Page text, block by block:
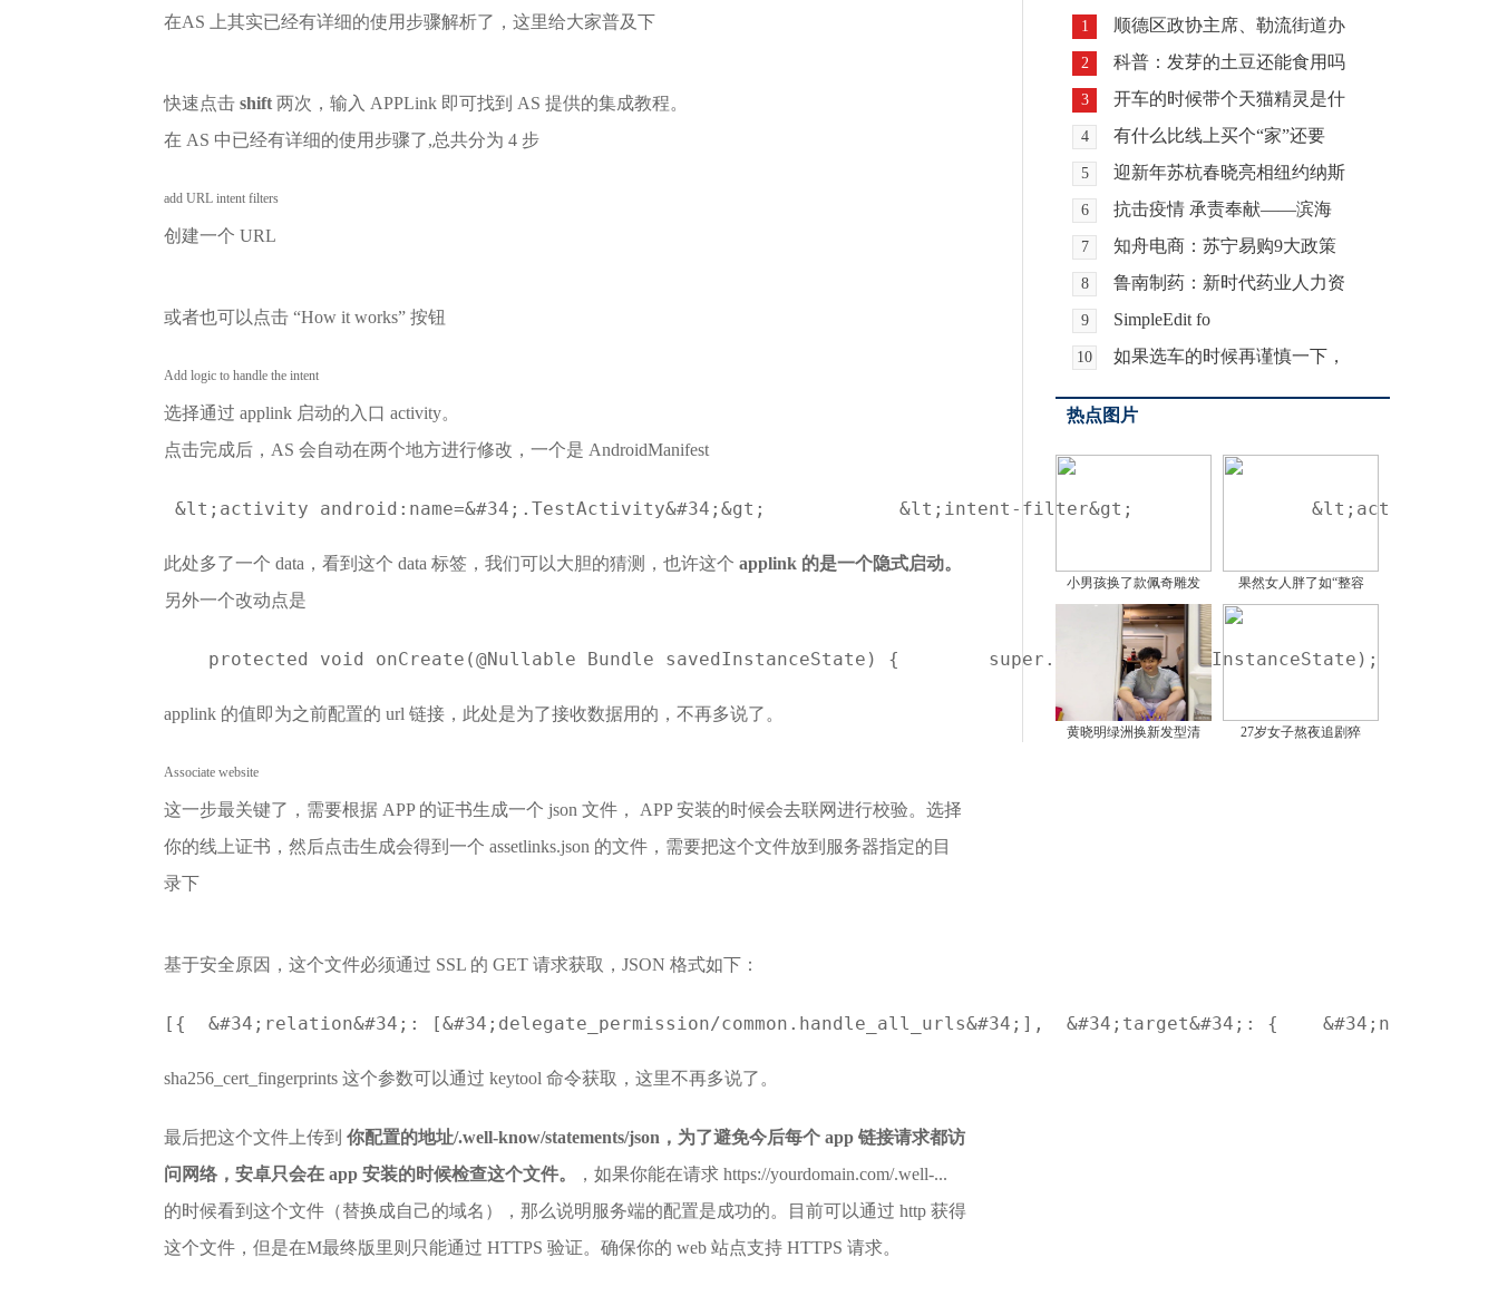
在AS 上其实已经有详细的使用步骤解析了，这里给大家普及下
快速点击 shift 两次，输入 APPLink 即可找到 AS 提供的集成教程。
在 AS 中已经有详细的使用步骤了,总共分为 4 步
add URL intent filters
创建一个 URL
或者也可以点击 “How it works” 按钮
Add logic to handle the intent
选择通过 applink 启动的入口 activity。
点击完成后，AS 会自动在两个地方进行修改，一个是 AndroidManifest
&lt;activity android:name=&#34;.TestActivity&#34;&gt;            &lt;intent-filter&gt;                &lt;action
此处多了一个 data，看到这个 data 标签，我们可以大胆的猜测，也许这个 applink 的是一个隐式启动。
另外一个改动点是
protected void onCreate(@Nullable Bundle savedInstanceState) {        super.onCreate(savedInstanceState);
applink 的值即为之前配置的 url 链接，此处是为了接收数据用的，不再多说了。
Associate website
这一步最关键了，需要根据 APP 的证书生成一个 json 文件， APP 安装的时候会去联网进行校验。选择
你的线上证书，然后点击生成会得到一个 assetlinks.json 的文件，需要把这个文件放到服务器指定的目
录下
基于安全原因，这个文件必须通过 SSL 的 GET 请求获取，JSON 格式如下：
[{  &#34;relation&#34;: [&#34;delegate_permission/common.handle_all_urls&#34;],  &#34;target&#34;: {
sha256_cert_fingerprints 这个参数可以通过 keytool 命令获取，这里不再多说了。
最后把这个文件上传到 你配置的地址/.well-know/statements/json，为了避免今后每个 app 链接请求都访
问网络，安卓只会在 app 安装的时候检查这个文件。
，如果你能在请求 https://yourdomain.com/.well-...
的时候看到这个文件（替换成自己的域名），那么说明服务端的配置是成功的。目前可以通过 http 获得
这个文件，但是在M最终版里则只能通过 HTTPS 验证。确保你的 web 站点支持 HTTPS 请求。
1 顺德区政协主席、勒流街道办
2 科普：发芽的土豆还能食用吗
3 开车的时候带个天猫精灵是什
4 有什么比线上买个“家”还要
5 迎新年苏杭春晓亮相纽约纳斯
6 抗击疫情 承责奉献——滨海
7 知舟电商：苏宁易购9大政策
8 鲁南制药：新时代药业人力资
9 SimpleEdit fo
10 如果选车的时候再谨慎一下，
热点图片
小男孩换了款佩奇雕发 果然女人胖了如“整容
黄晓明绿洲换新发型清 27岁女子熬夜追剧猝